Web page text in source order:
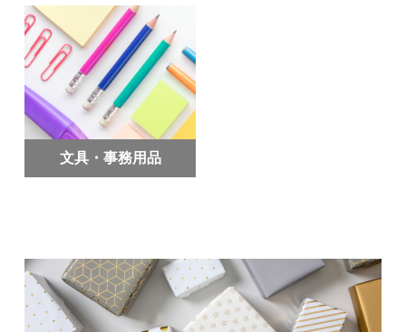
文具・事務用品